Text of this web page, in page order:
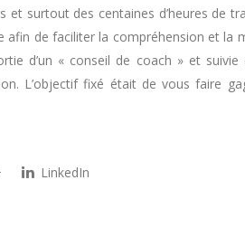
et surtout des centaines d’heures de
de faciliter la compréhension et la
d’un « conseil de coach » et suivie
L’objectif fixé était de vous faire
LinkedIn